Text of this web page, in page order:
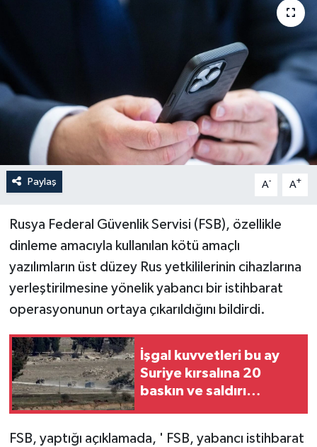
Paylaş A- A+
Rusya Federal Güvenlik Servisi (FSB), özellikle
dinleme amacıyla kullanılan kötü amaçlı
yazılımların üst düzey Rus yetkililerinin cihazlarına
yerleştirilmesine yönelik yabancı bir istihbarat
operasyonunun ortaya çıkarıldığını bildirdi.
İşgal kuvvetleri bu ay
Suriye kırsalına 20
baskın ve saldırı
FSB, yaptığı açıklamada, ' FSB, yabancı istihbarat
Dünya
Eği̇ti̇m